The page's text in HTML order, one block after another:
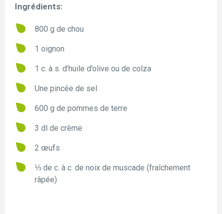
Ingrédients:
800 g de chou
1 oignon
1 c. à s. d’huile d’olive ou de colza
Une pincée de sel
600 g de pommes de terre
3 dl de crème
2 œufs
⅓ de c. à c. de noix de muscade (fraîchement
râpée)